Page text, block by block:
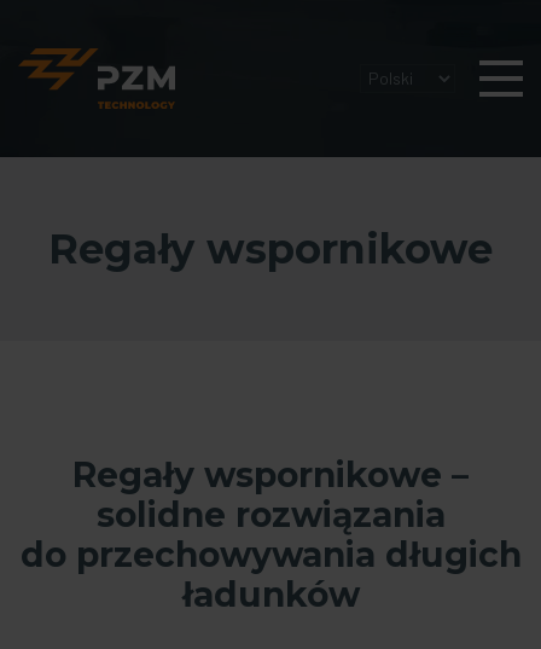
Regały wspornikowe
Regały wspornikowe –
solidne rozwiązania
do przechowywania długich
ładunków